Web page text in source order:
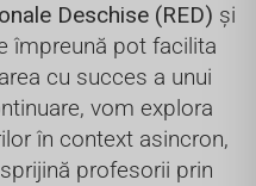
Deschise (RED) și
împreună pot facilita
cu succes a unui
vom explora
în context asincron,
profesorii prin